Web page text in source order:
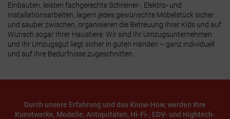
Einbauten, leisten fachgerechte Schreiner-, Elektro- und
Installationsarbeiten, lagern jedes gewünschte Möbelstück sicher
und sauber zwischen, organisieren die Betreuung Ihrer Kids und auf
Wunsch sogar Ihrer Haustiere. Wir sind Ihr Umzugsunternehmen
und Ihr Umzugsgut liegt sicher in guten Händen – ganz individuell
und auf Ihre Bedürfnisse zugeschnitten.
Durch unsere Erfahrung und das Know-How, werden Ihre
Kunstwerke, Modelle, Antiquitäten, Hi-Fi-, EDV- und Hightech-